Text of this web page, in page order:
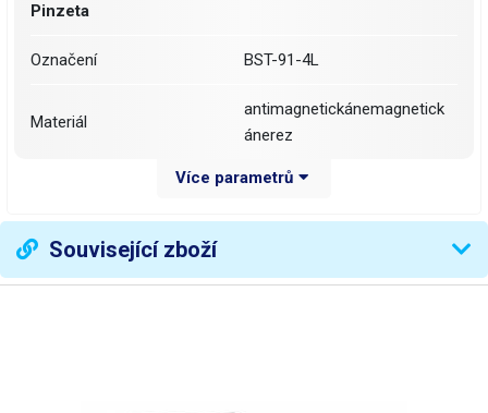
Pinzeta
Označení BST-91-4L
Materiál
antimagnetickánemagnetick
ánerez
125 mm
Šířka špičky 11.7 mm
Více parametrů
Související zboží